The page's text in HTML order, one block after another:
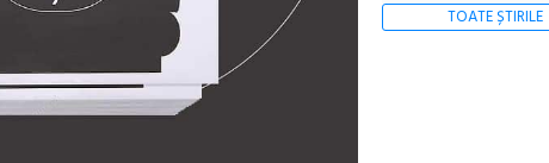
TOATE ȘTIRILE